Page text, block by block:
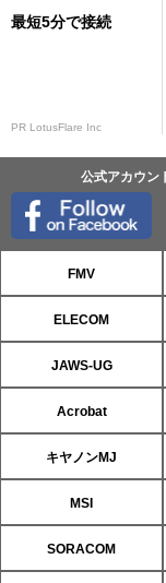
最短5分で接続
PR LotusFlare Inc
公式アカウン
FMV
ELECOM
JAWS-UG
Acrobat
キヤノンMJ
MSI
SORACOM